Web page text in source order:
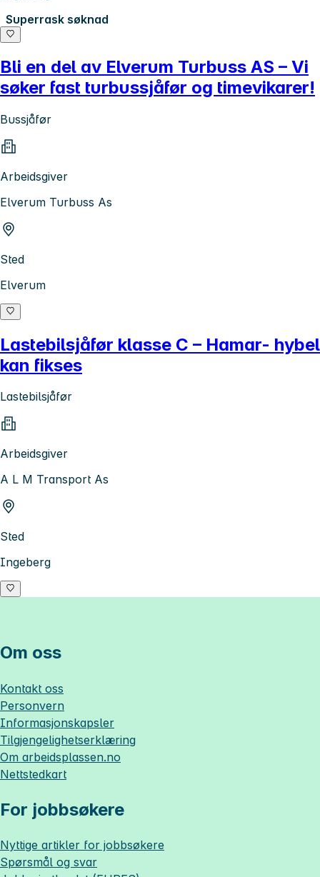
Superrask søknad
Bli en del av Elverum Turbuss AS – Vi
søker fast turbussjåfør og timevikarer!
Bussjåfør
Arbeidsgiver
Elverum Turbuss As
Sted
Elverum
Lastebilsjåfør klasse C – Hamar- hybel
kan fikses
Lastebilsjåfør
Arbeidsgiver
A L M Transport As
Sted
Ingeberg
Om oss
Kontakt oss
Personvern
Informasjonskapsler
Tilgjengelighetserklæring
Om arbeidsplassen.no
Nettstedkart
For jobbsøkere
Nyttige artikler for jobbsøkere
Spørsmål og svar